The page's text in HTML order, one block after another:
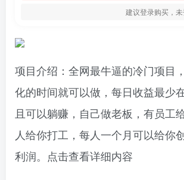
建议登录购买，
项目介绍：全网最牛逼的冷门项目
化的时间就可以做，每日收益最少
且可以躺赚，自己做老板，有员工
人给你打工，每人一个月可以给你
利润。点击查看详细内容